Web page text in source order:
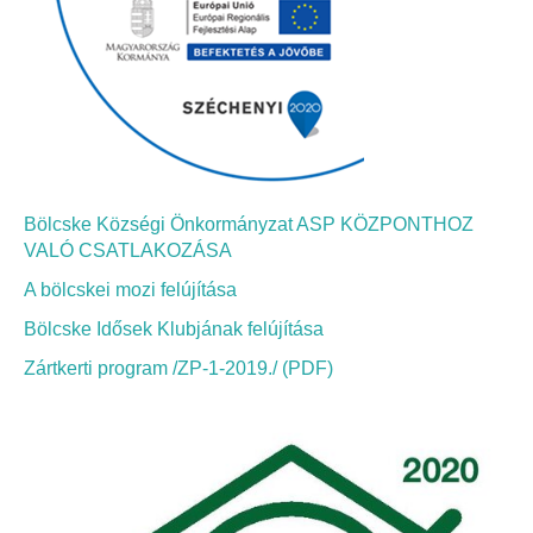
Bölcskei Néptánc Egyesület
Bölcskei Polgárőrség
Bölcskei Klímakör
HIVATAL
Szervezeti felépítés
Dokumentumok
Bölcske Községi Önkormányzat ASP KÖZPONTHOZ
VALÓ CSATLAKOZÁSA
A bölcskei mozi felújítása
Bölcske Idősek Klubjának felújítása
Zártkerti program /ZP-1-2019./ (PDF)